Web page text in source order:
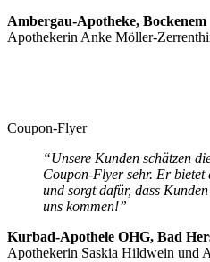
Ambergau-Apotheke, Bockenem
Apothekerin Anke Möller-
Coupon-Flyer
“Unsere Kunden schätzen
Coupon-Flyer sehr. Er bietet
und sorgt dafür, dass
uns kommen!”
Kurbad-Apothele OHG, Bad
Apothekerin Saskia Hildwein und